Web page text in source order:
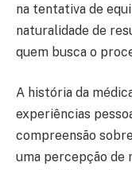
na tentativa de
naturalidade de
quem busca o
A história da
experiências
compreensão
uma percepção de